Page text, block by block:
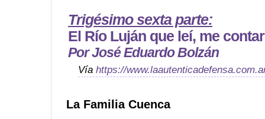
Trigésimo sexta parte:
El Río Luján que leí, me
Por José Eduardo Bolzán
Vía https://
La Familia Cuenca